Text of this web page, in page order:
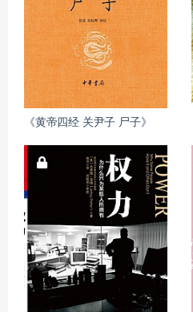
《黄帝四经 关尹子 尸子》